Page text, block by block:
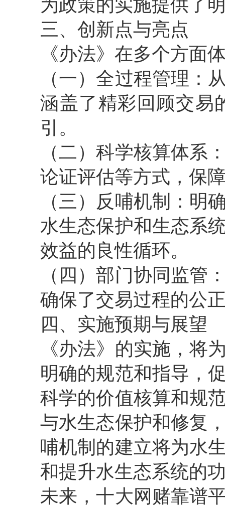
为政策的实施提供了
三、创新点与亮点
《办法》在多个方面
（一）全过程管理：
涵盖了精彩回顾交易
引。
（二）科学核算体系
论证评估等方式，保
（三）反哺机制：明
水生态保护和生态系
效益的良性循环。
（四）部门协同监管
确保了交易过程的公
四、实施预期与展望
《办法》的实施，将
明确的规范和指导，
科学的价值核算和规
与水生态保护和修复
哺机制的建立将为水
和提升水生态系统的
未来，十大网赌靠谱